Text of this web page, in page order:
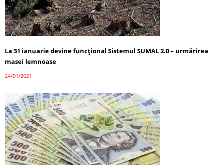
La 31 ianuarie devine funcţional Sistemul SUMAL 2.0 – urmărirea
masei lemnoase
24/01/2021